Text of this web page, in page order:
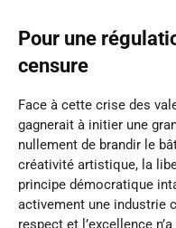
Pour une
censure
Face à cette crise des
gagnerait à initier une
nullement de brandir le
créativité artistique, la
principe démocratique
activement une industrie
respect et l’excellence